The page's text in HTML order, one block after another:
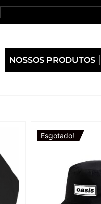
NOSSOS PRODUTOS
Esgotado!